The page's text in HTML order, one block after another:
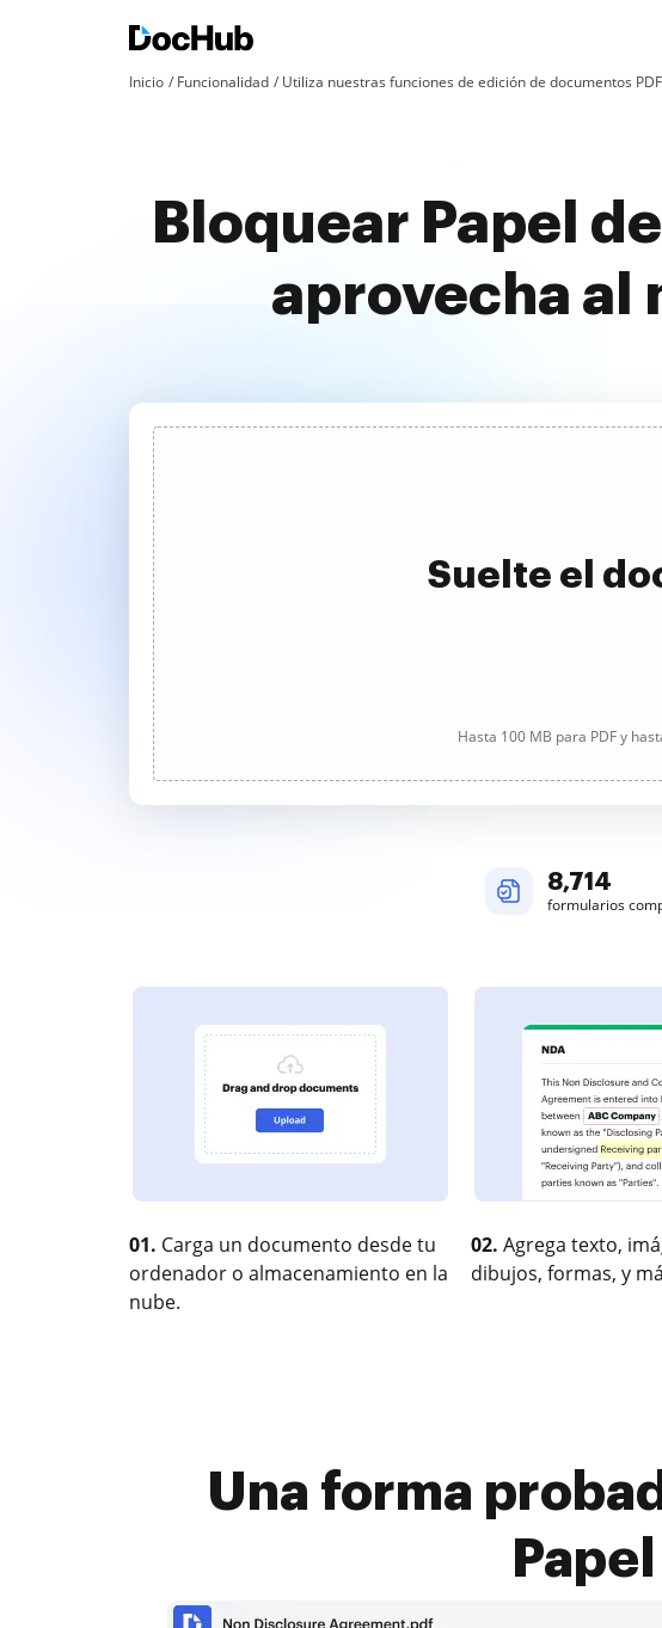
Inicio Funcionalidad Utiliza nuestras funciones de edición de documentos
Bloquear Papel
aprovecha al
Suelte el
Hasta 100 MB para PDF y hasta
8,715
formularios
01. Carga un documento desde tu
ordenador o almacenamiento en la
nube.
02. Agrega texto,
dibujos, formas, y
Una forma